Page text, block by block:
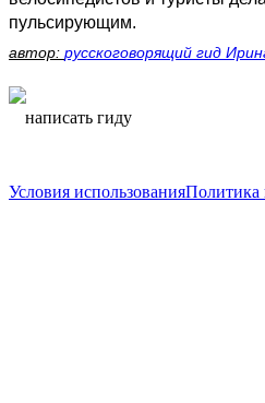
пульсирующим.
автор: русскоговорящий гид
написать гиду
Условия использованияПолитика